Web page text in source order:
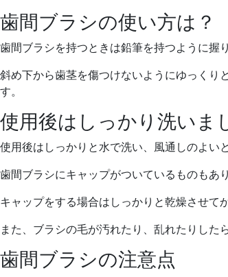
歯間ブラシの使い方は？
歯間ブラシを持つときは鉛筆を持つように握
斜め下から歯茎を傷つけないようにゆっくり
す。
使用後はしっかり洗いま
使用後はしっかりと水で洗い、風通しのよい
歯間ブラシにキャップがついているものもあ
キャップをする場合はしっかりと乾燥させて
また、ブラシの毛が汚れたり、乱れたりした
歯間ブラシの注意点